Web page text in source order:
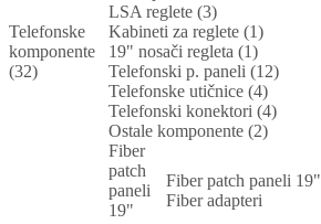
Telefonske
komponente
(32)
LSA reglete (3)
Kabineti za reglete (1)
19" nosači regleta (1)
Telefonski p. paneli (12)
Telefonske utičnice (4)
Telefonski konektori (4)
Ostale komponente (2)
Fiber
patch
paneli
19"
Fiber patch paneli 19"
Fiber adapteri